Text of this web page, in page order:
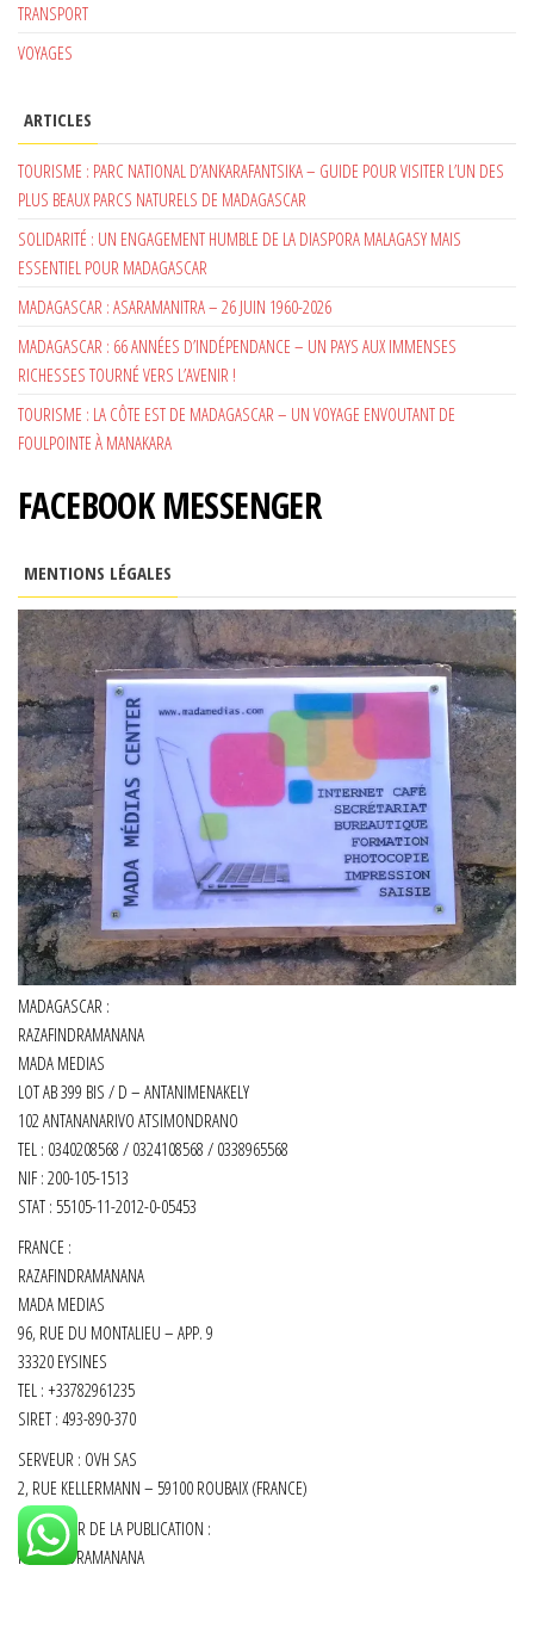
TRANSPORT
VOYAGES
ARTICLES
TOURISME : PARC NATIONAL D’ANKARAFANTSIKA – GUIDE POUR VISITER L’UN DES
PLUS BEAUX PARCS NATURELS DE MADAGASCAR
SOLIDARITÉ : UN ENGAGEMENT HUMBLE DE LA DIASPORA MALAGASY MAIS
ESSENTIEL POUR MADAGASCAR
MADAGASCAR : ASARAMANITRA – 26 JUIN 1960-2026
MADAGASCAR : 66 ANNÉES D’INDÉPENDANCE – UN PAYS AUX IMMENSES
RICHESSES TOURNÉ VERS L’AVENIR !
TOURISME : LA CÔTE EST DE MADAGASCAR – UN VOYAGE ENVOUTANT DE
FOULPOINTE À MANAKARA
FACEBOOK MESSENGER
MENTIONS LÉGALES
MADAGASCAR :
RAZAFINDRAMANANA
MADA MEDIAS
LOT AB 399 BIS / D – ANTANIMENAKELY
102 ANTANANARIVO ATSIMONDRANO
TEL : 0340208568 / 0324108568 / 0338965568
NIF : 200-105-1513
STAT : 55105-11-2012-0-05453
FRANCE :
RAZAFINDRAMANANA
MADA MEDIAS
96, RUE DU MONTALIEU – APP. 9
33320 EYSINES
TEL : +33782961235
SIRET : 493-890-370
SERVEUR : OVH SAS
2, RUE KELLERMANN – 59100 ROUBAIX (FRANCE)
DIRECTEUR DE LA PUBLICATION :
RAZAFINDRAMANANA